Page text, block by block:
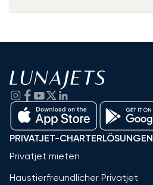
PRIVATJET-CHARTERLÖSUNGEN
Privatjet mieten
Haustierfreundlicher Privatjet